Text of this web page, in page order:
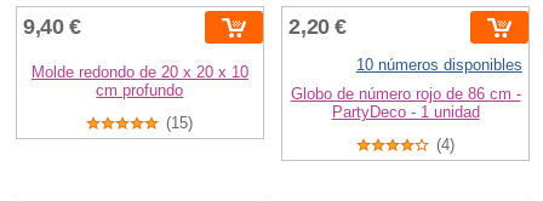
9,40 €
Molde redondo de 20 x 20 x 10
cm profundo
(15)
2,20 €
10 números disponibles
Globo de número rojo de 86 cm -
PartyDeco - 1 unidad
(4)